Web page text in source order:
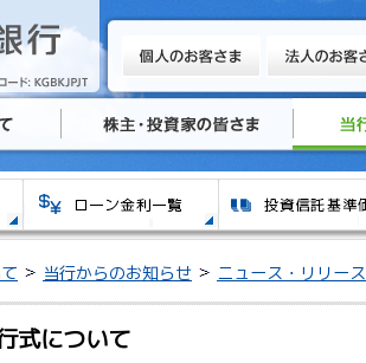
当行からのお知らせ ニュース・リリース
式について